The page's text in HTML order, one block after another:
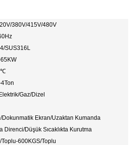
380V/415V/480V
SUS316L
Gaz/Dizel
Dokunmatik Ekran/Uzaktan Kumanda
Direnci/Düşük Sıcaklıkta Kurutma
Toplu-600KGS/Toplu